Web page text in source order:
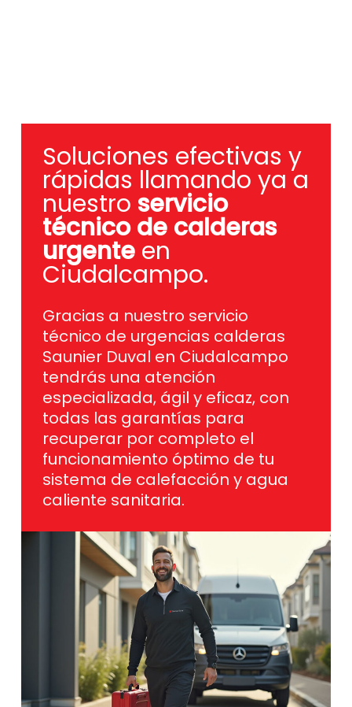
Soluciones efectivas y
rápidas llamando ya a
nuestro servicio
técnico de calderas
urgenteen
Ciudalcampo.
Gracias a nuestro servicio
técnico de urgencias calderas
Saunier Duval en Ciudalcampo
tendrás una atención
especializada, ágil y eficaz, con
todas las garantías para
recuperar por completo el
funcionamiento óptimo de tu
sistema de calefacción y agua
caliente sanitaria.